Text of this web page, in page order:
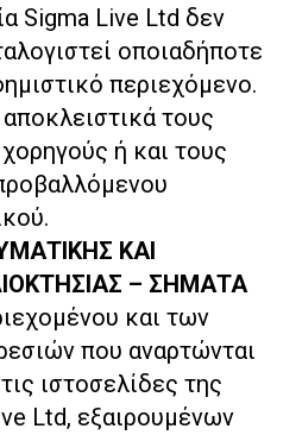
Sigma Live Ltd δεν
οποιαδήποτε
περιεχόμενο.
τους
ή και τους
ΚΑΙ
– ΣΗΜΑΤΑ
και των
που αναρτώνται
ιστοσελίδες της
Ltd, εξαιρουμένων